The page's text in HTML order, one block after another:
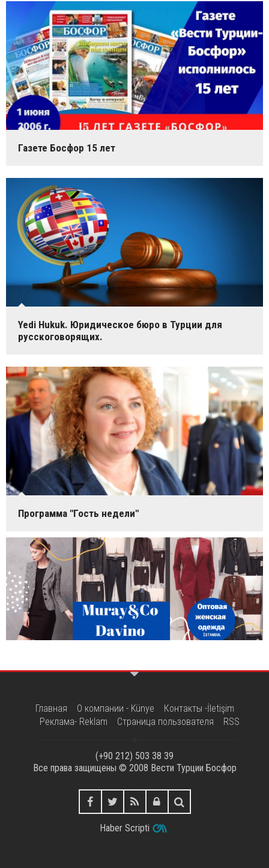
Газете Босфор 15 лет
Yedi Hukuk. Юридическое бюро в Турции для
русскоговорящих.
Программа "Гость недели"
Главная О компании - Künye
Контакты -İletişim
Реклама- Reklam
Страница пользователя RSS
(+90 212) 503 38 39
Все права защищены © 2008 Вести Турции Босфор
Haber Scripti